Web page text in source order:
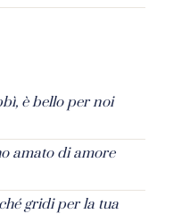
è bello per noi
amato di amore
gridi per la tua